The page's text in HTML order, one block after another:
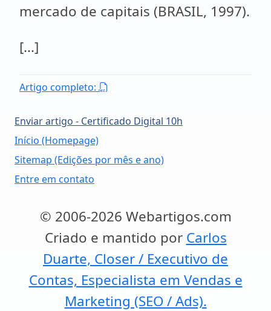
mercado de capitais (BRASIL, 1997).
[...]
Artigo completo:
Enviar artigo - Certificado Digital 10h
Início (Homepage)
Sitemap (Edições por mês e ano)
Entre em contato
© 2006-2026 Webartigos.com
Criado e mantido por Carlos
Duarte, Closer / Executivo de
Contas, Especialista em Vendas e
Marketing (SEO / Ads).